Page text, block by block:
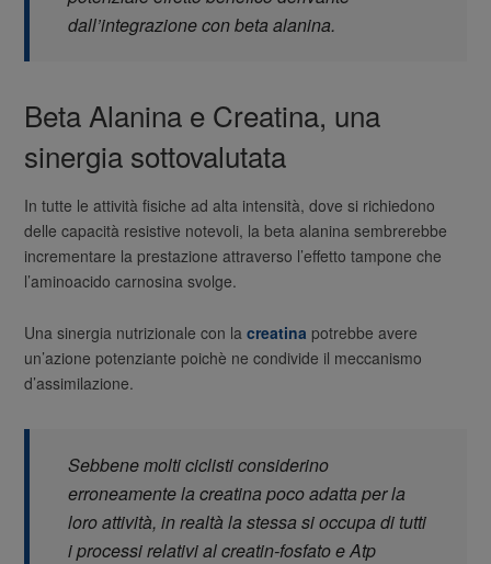
dall’integrazione con beta alanina.
Beta Alanina e Creatina, una
sinergia sottovalutata
In tutte le attività fisiche ad alta intensità, dove si richiedono
delle capacità resistive notevoli, la beta alanina sembrerebbe
incrementare la prestazione attraverso l’effetto tampone che
l’aminoacido carnosina svolge.
Una sinergia nutrizionale con lacreatina potrebbe avere
un’azione potenziante poichè ne condivide il meccanismo
d’assimilazione.
Sebbene molti ciclisti considerino
erroneamente la creatina poco adatta per la
loro attività, in realtà la stessa si occupa di tutti
i processi relativi al creatin-fosfato e Atp